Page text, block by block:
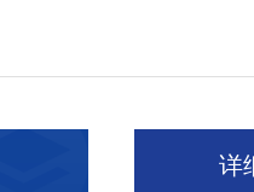
详